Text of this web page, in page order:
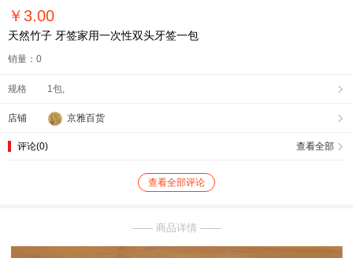
￥ 3.00
天然竹子 牙签家用一次性双头牙签一包
销量：0
规格 1包, 
店铺 京雅百货 
评论(0) 查看全部 
查看全部评论
—— 商品详情 ——